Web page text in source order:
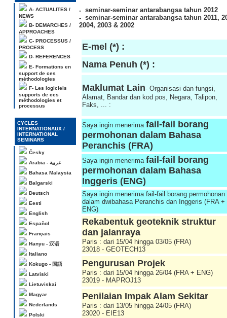
A- ACTUALITES /
NEWS
B- DEMARCHES /
APPROACHES
C- PROCESSUS /
PROCESS
D- REFERENCES
E- Formations en
support de ces
méthodologies
F- Les logiciels
supports de ces
méthodologies et
processus
CYCLES
INTERNATIONAUX /
INTERNATIONAL
SEMINARS
Česky
Arabia - عربية
Bahasa Malaysia
Balgarski
Deutsch
Eesti
English
Español
Français
Hanyu - 汉语
Italiano
Kokugo - 国語
Latviski
Lietuviskai
Magyar
Nederlands
Polski
seminar-seminar antarabangsa tahun 2012
seminar-seminar antarabangsa tahun 2011,
2004, 2003 & 2002
E-mel (*) :
Nama Penuh (*) :
Maklumat Lain- Organisasi dan fungsi,
Alamat, Bandar dan kod pos, Negara, Talipon,
Faks, ... :
Saya ingin menerima fail-fail borang
permohonan dalam Bahasa
Peranchis (FRA)
Saya ingin menerima fail-fail borang
permohonan dalam Bahasa
Inggeris (ENG)
Saya ingin menerima fail-fail borang permohonan
dalam dwibahasa Peranchis dan Inggeris (FRA +
ENG)
Rekabentuk geoteknik struktur
dan jalanraya
Paris : dari 15/04 hingga 03/05 (FRA)
23018 - GEOTECH13
Pengurusan Projek
Paris : dari 15/04 hingga 26/04 (FRA + ENG)
23019 - MAPROJ13
Penilaian Impak Alam Sekitar
Paris : dari 13/05 hingga 24/05 (FRA)
23020 - EIE13